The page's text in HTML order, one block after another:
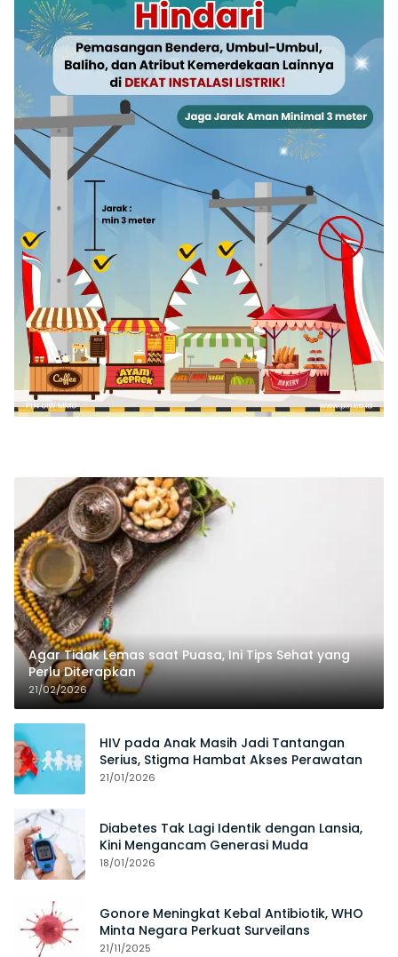
Agar Tidak Lemas saat Puasa, Ini Tips Sehat yang
Perlu Diterapkan
21/02/2026
HIV pada Anak Masih Jadi Tantangan
Serius, Stigma Hambat Akses Perawatan
21/01/2026
Diabetes Tak Lagi Identik dengan Lansia,
Kini Mengancam Generasi Muda
18/01/2026
Gonore Meningkat Kebal Antibiotik, WHO
Minta Negara Perkuat Surveilans
21/11/2025